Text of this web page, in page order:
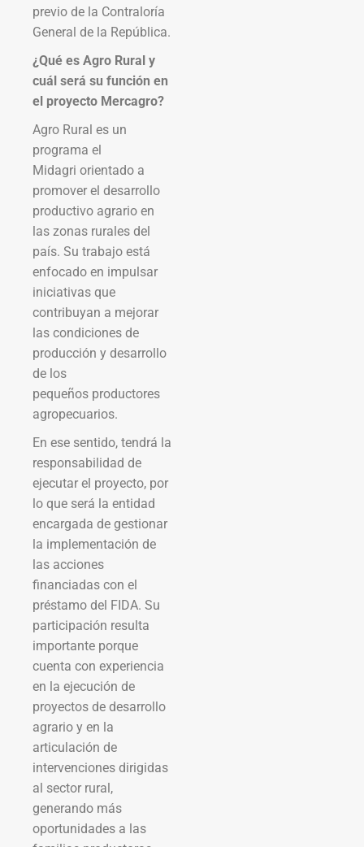
previo de la Contraloría
General de la República.
¿Qué es Agro Rural y
cuál será su función en
el proyecto Mercagro?
Agro Rural es un
programa el
Midagri orientado a
promover el desarrollo
productivo agrario en
las zonas rurales del
país. Su trabajo está
enfocado en impulsar
iniciativas que
contribuyan a mejorar
las condiciones de
producción y desarrollo
de los
pequeños productores
agropecuarios.
En ese sentido, tendrá la
responsabilidad de
ejecutar el proyecto, por
lo que será la entidad
encargada de gestionar
la implementación de
las acciones
financiadas con el
préstamo del FIDA. Su
participación resulta
importante porque
cuenta con experiencia
en la ejecución de
proyectos de desarrollo
agrario y en la
articulación de
intervenciones dirigidas
al sector rural,
generando más
oportunidades a las